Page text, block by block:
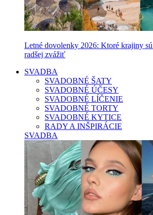
Letné dovolenky 2026: Ktoré krajiny sú
radšej zvážiť
SVADBA
SVADOBNÉ ŠATY
SVADOBNÉ ÚČESY
SVADOBNÉ LÍČENIE
SVADOBNÉ TORTY
SVADOBNÉ KYTICE
RADY A INŠPIRÁCIE
SVADBA